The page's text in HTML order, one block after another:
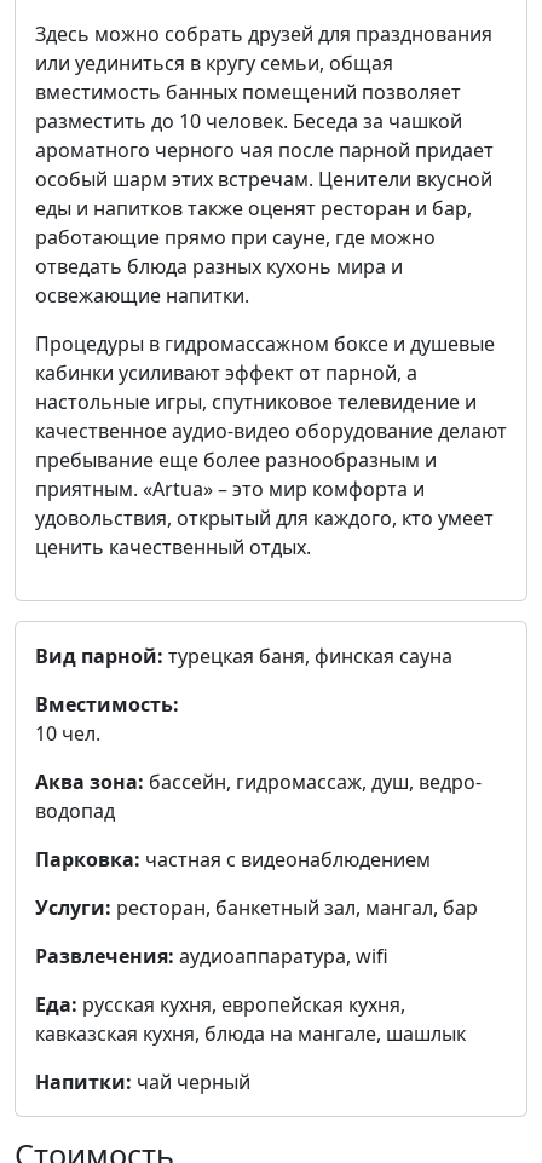
Здесь можно собрать друзей для празднования
или уединиться в кругу семьи, общая
вместимость банных помещений позволяет
разместить до 10 человек. Беседа за чашкой
ароматного черного чая после парной придает
особый шарм этих встречам. Ценители вкусной
еды и напитков также оценят ресторан и бар,
работающие прямо при сауне, где можно
отведать блюда разных кухонь мира и
освежающие напитки.
Процедуры в гидромассажном боксе и душевые
кабинки усиливают эффект от парной, а
настольные игры, спутниковое телевидение и
качественное аудио-видео оборудование делают
пребывание еще более разнообразным и
приятным. «Artua» – это мир комфорта и
удовольствия, открытый для каждого, кто умеет
ценить качественный отдых.
Вид парной: турецкая баня, финская сауна
Вместимость:
10 чел.
Аква зона: бассейн, гидромассаж, душ, ведро-
водопад
Парковка: частная с видеонаблюдением
Услуги: ресторан, банкетный зал, мангал, бар
Развлечения: аудиоаппаратура, wifi
Еда: русская кухня, европейская кухня,
кавказская кухня, блюда на мангале, шашлык
Напитки: чай черный
Стоимость